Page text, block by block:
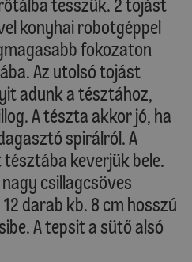
tesszük. 2 tojást
konyhai robotgéppel
fokozaton
Az utolsó tojást
adunk a tésztához,
A tészta akkor jó, ha
spirálról. A
keverjük bele.
csillagcsöves
darab kb. 8 cm hosszú
A tepsit a sütő alsó